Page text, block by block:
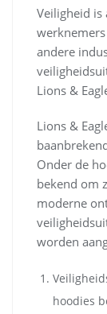
Veiligheid is
andere
Lions &
Lions &
Onder de
bekend om
moderne
worden
hoodies